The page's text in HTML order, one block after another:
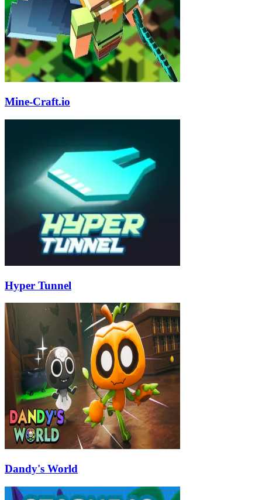
Mine-Craft.io
Hyper Tunnel
Dandy's World